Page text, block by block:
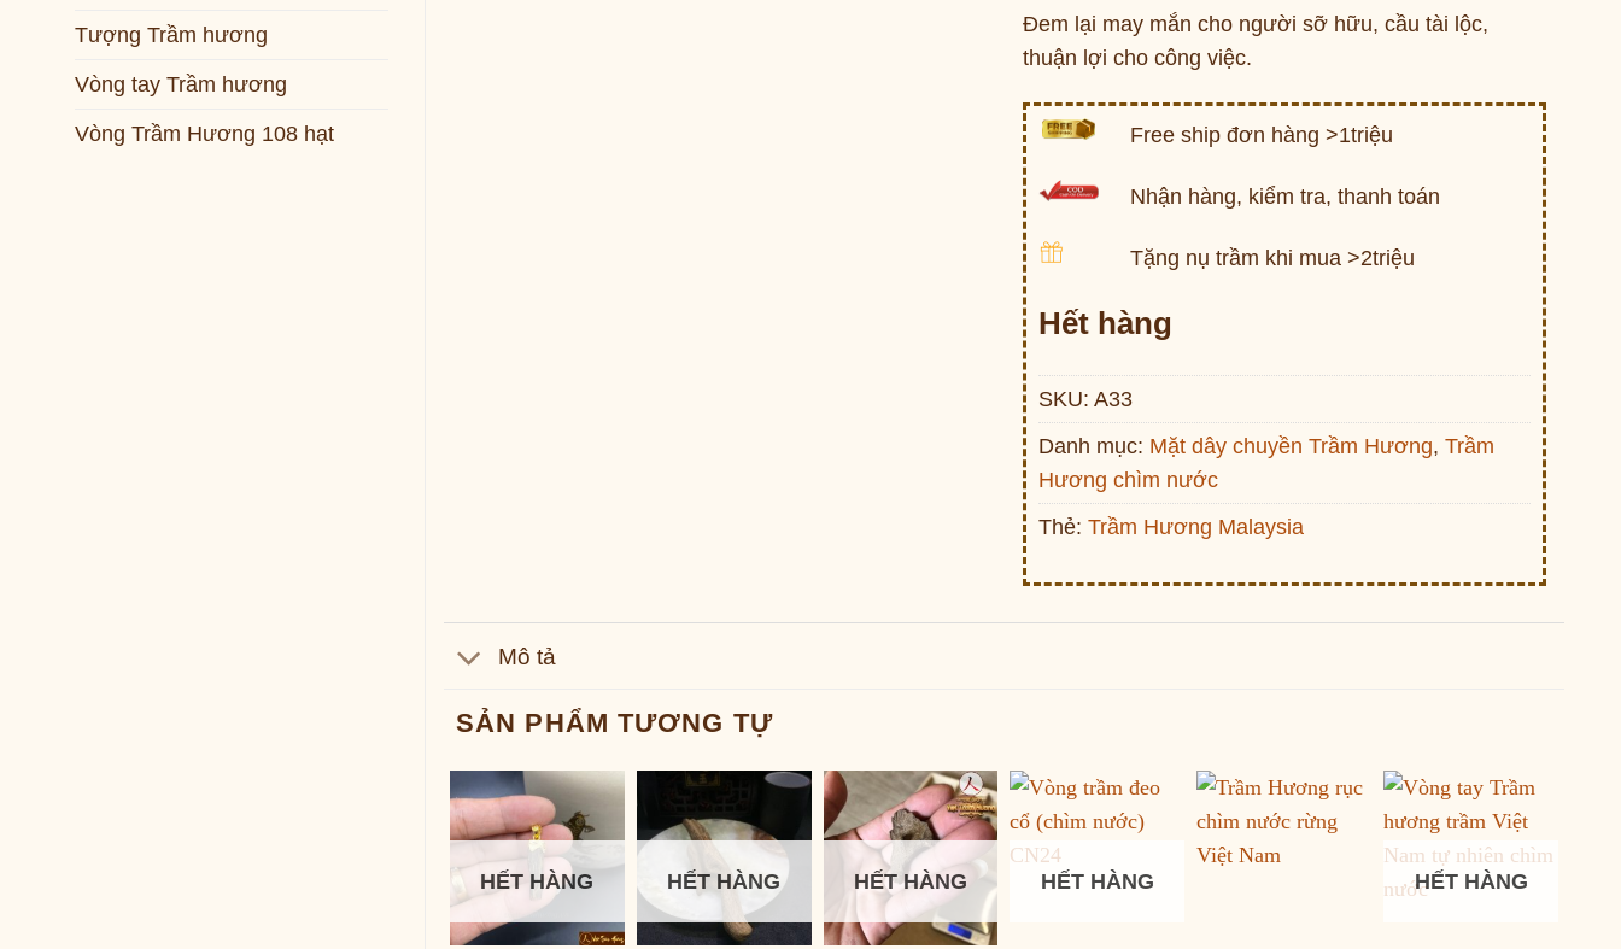
Tượng Trầm hương
Vòng tay Trầm hương
Vòng Trầm Hương 108 hạt
Đem lại may mắn cho người sỡ hữu, cầu tài lộc,
thuận lợi cho công việc.
Free ship đơn hàng >1triệu
Nhận hàng, kiểm tra, thanh toán
Tặng nụ trầm khi mua >2triệu
Hết hàng
SKU: A33
Danh mục: Mặt dây chuyền Trầm Hương, Trầm
Hương chìm nước
Thẻ: Trầm Hương Malaysia
Mô tả
SẢN PHẨM TƯƠNG TỰ
HẾT HÀNG HẾT HÀNG HẾT HÀNG HẾT HÀNG HẾT HÀNG